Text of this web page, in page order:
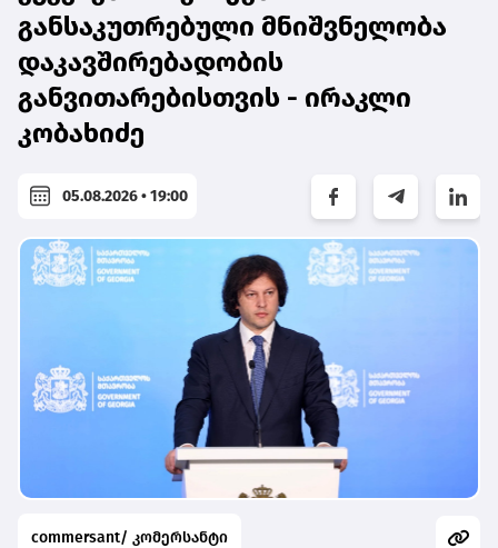
განსაკუთრებული მნიშვნელობა
დაკავშირებადობის
განვითარებისთვის - ირაკლი
კობახიძე
05.08.2026 • 19:00
commersant/ კომერსანტი